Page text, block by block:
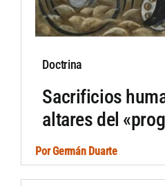
Doctrina
Sacrificios
altares del
PorGermán Duarte